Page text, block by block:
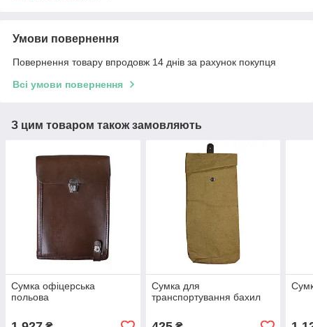
Умови повернення
Повернення товару впродовж 14 днів за рахунок покупця
Всі умови повернення
З цим товаром також замовляють
Сумка офіцерська
польова
Сумка для
транспортування бахил